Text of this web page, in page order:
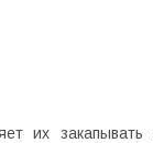
их закапывать